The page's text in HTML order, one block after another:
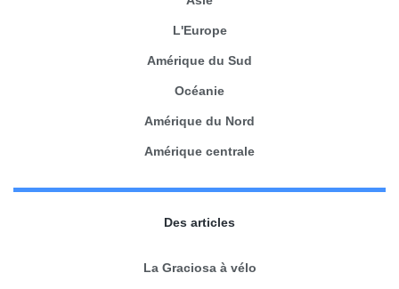
L'Europe
Amérique du Sud
Océanie
Amérique du Nord
Amérique centrale
Des articles
La Graciosa à vélo